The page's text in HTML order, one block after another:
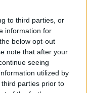
to third parties, or
information for
below opt-out
note that after your
seeing
utilized by
parties prior to